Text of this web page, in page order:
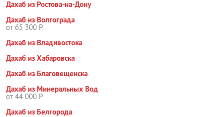
Дахаб из Ростова-на-Дону
Дахаб из Волгограда
от 65 300 Р
Дахаб из Владивостока
Дахаб из Хабаровска
Дахаб из Благовещенска
Дахаб из Минеральных Вод
от 44 000 Р
Дахаб из Белгорода